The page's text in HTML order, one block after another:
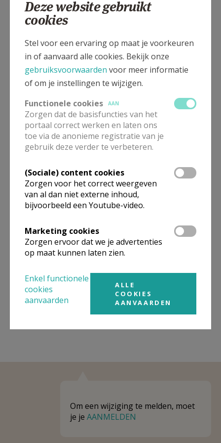
Opheersstraat z/n, 3870 HEERS
In deze kerk vinden geen weekendvieringen plaats. Via de
onderstaande lijst kan je het aanbod van kerken in de buurt
raadplegen.
Niet gevonden wat je zocht? Hier vind je
links naar kerken, eventueel van andere
Kerken in of nabij
HEERS
Om een wijziging te melden, moet
je je AANMELDEN
Deze website gebruikt
cookies
Stel voor een ervaring op maat je voorkeuren
in of aanvaard alle cookies. Bekijk onze
gebruiksvoorwaarden voor meer informatie
of om je instellingen te wijzigen.
Functionele cookies
AAN
Zorgen dat de basisfuncties van het
portaal correct werken en laten ons
toe via de anonieme registratie van je
gebruik deze verder te verbeteren.
(Sociale) content cookies
Zorgen voor het correct weergeven
van al dan niet externe inhoud,
bijvoorbeeld een Youtube-video.
Marketing cookies
Zorgen ervoor dat we je advertenties
op maat kunnen laten zien.
Enkel functionele
cookies
aanvaarden
ALLE
COOKIES
AANVAARDEN